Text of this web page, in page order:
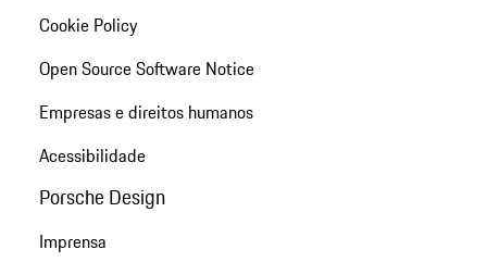
Cookie Policy
Open Source Software Notice
Empresas e direitos humanos
Acessibilidade
Porsche Design
Imprensa